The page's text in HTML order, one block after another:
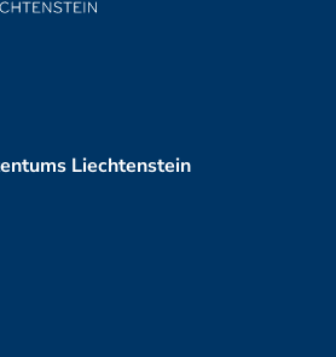
Liechtenstein